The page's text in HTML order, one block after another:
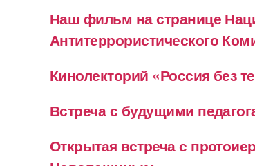
Наш фильм на странице
Антитеррористического
Кинолекторий «Россия без
Встреча с будущими
Открытая встреча с